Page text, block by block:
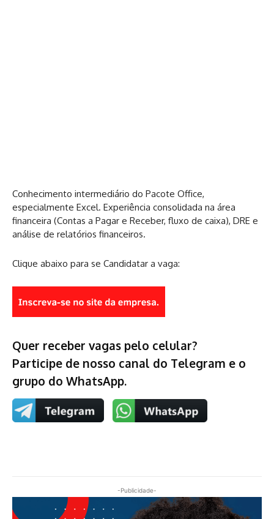
Conhecimento intermediário do Pacote Office,
especialmente Excel. Experiência consolidada na área
financeira (Contas a Pagar e Receber, fluxo de caixa), DRE e
análise de relatórios financeiros.
Clique abaixo para se Candidatar a vaga:
Quer receber vagas pelo celular?
Participe de nosso canal do Telegram e o
grupo do WhatsApp.
-Publicidade-